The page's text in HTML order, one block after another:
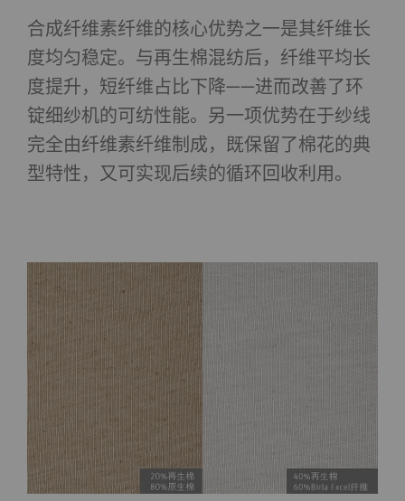
合成纤维素纤维的核心优势之一是其纤维长
度均匀稳定。与再生棉混纺后，纤维平均长
度提升，短纤维占比下降——进而改善了环
锭细纱机的可纺性能。另一项优势在于纱线
完全由纤维素纤维制成，既保留了棉花的典
型特性，又可实现后续的循环回收利用。